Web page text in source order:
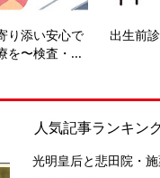
り添い安心で
を〜検査・...
出生前
人気記事ランキン
光明皇后と悲田院・